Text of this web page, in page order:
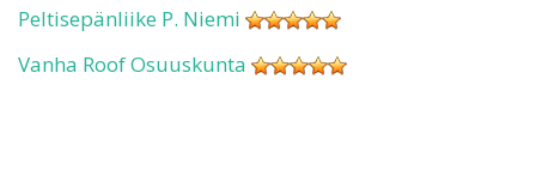
Peltisepänliike P. Niemi
Vanha Roof Osuuskunta